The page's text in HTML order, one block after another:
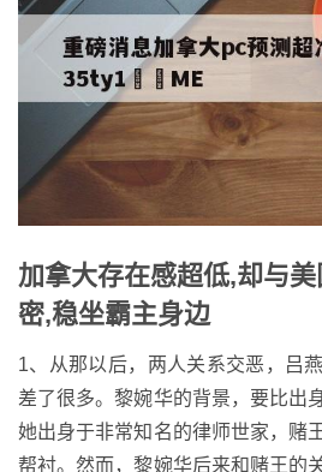
加拿大存在感超低,却与
密,稳坐霸主身边
1、从那以后，两人关系交恶，吕
差了很多。黎婉华的背景，要比出
她出身于非常知名的律师世家，赌
帮衬。然而，黎婉华后来和赌王的